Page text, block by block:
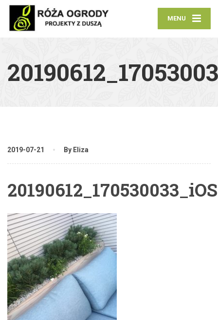
MENU
2019-07-21 By Eliza
20190612_170530033_iOS